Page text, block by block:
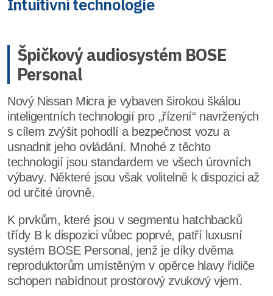
Intuitivní technologie
Špičkový audiosystém BOSE
Personal
Nový Nissan Micra je vybaven širokou škálou
inteligentních technologií pro „řízení“ navržených
s cílem zvýšit pohodlí a bezpečnost vozu a
usnadnit jeho ovládání. Mnohé z těchto
technologií jsou standardem ve všech úrovních
výbavy. Některé jsou však volitelně k dispozici až
od určité úrovně.
K prvkům, které jsou v segmentu hatchbacků
třídy B k dispozici vůbec poprvé, patří luxusní
systém BOSE Personal, jenž je díky dvěma
reproduktorům umístěným v opěrce hlavy řidiče
schopen nabídnout prostorový zvukový vjem.